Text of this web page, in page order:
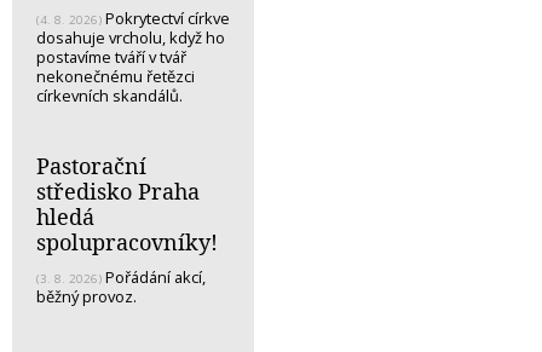
(4. 8. 2026) Pokrytectví církve
dosahuje vrcholu, když ho
postavíme tváří v tvář
nekonečnému řetězci
církevních skandálů.
Pastorační
středisko Praha
hledá
spolupracovníky!
(3. 8. 2026) Pořádání akcí,
běžný provoz.